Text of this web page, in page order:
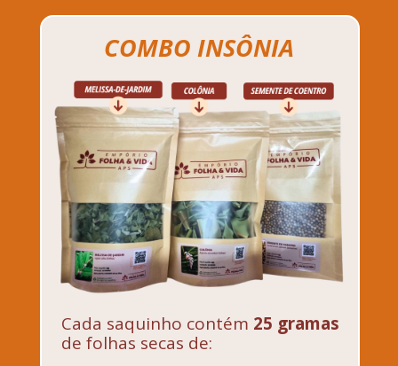
COMBO INSÔNIA
Cada saquinho contém
de folhas secas de: